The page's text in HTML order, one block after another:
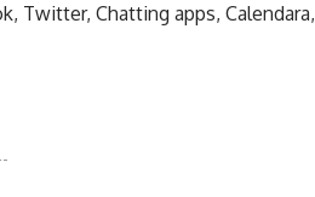
Twitter, Chatting apps, Calendara,